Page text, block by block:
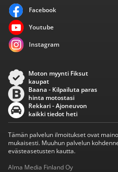
Facebook
Youtube
Instagram
Moton myynti Fiksut
kaupat
Baana - Kilpailuta paras
hinta motostasi
Rekkari - Ajoneuvon
kaikki tiedot heti
Tämän palvelun ilmoitukset ovat
mukaisesti. Muuhun palvelun
evästeasetusten kautta.
Alma Media Finland Oy